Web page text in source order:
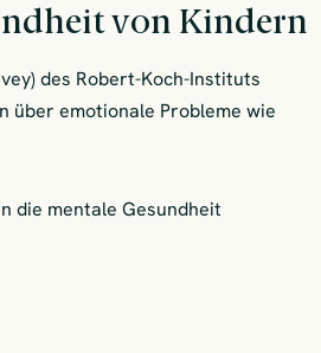
von Kindern
des Robert-Koch-Instituts
über emotionale Probleme wie
die mentale Gesundheit